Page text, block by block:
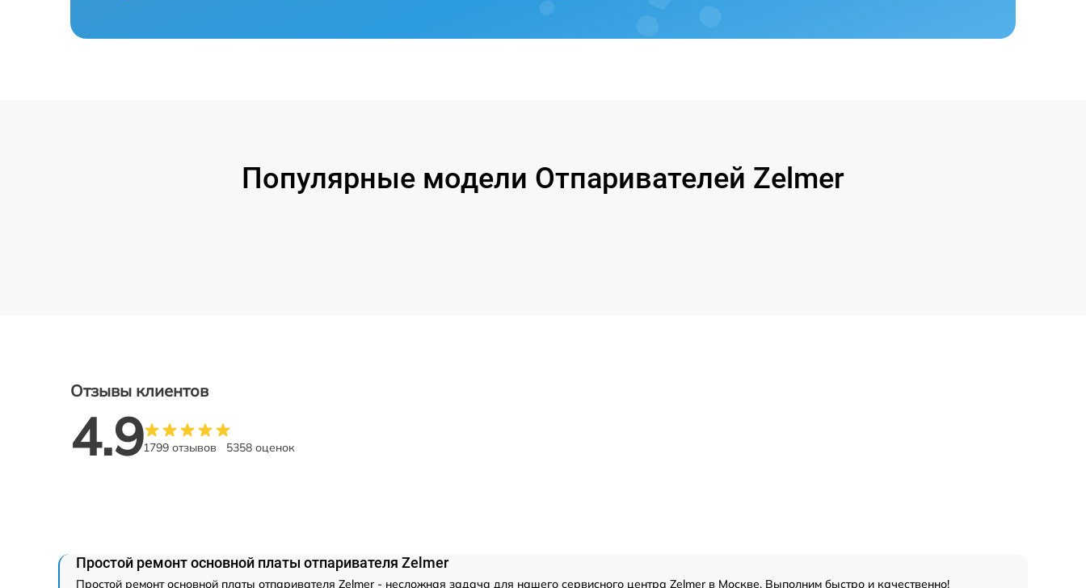
Популярные модели Отпаривателей Zelmer
Отзывы клиентов
4.91799 отзывов 5358 оценок
Простой ремонт основной платы отпаривателя Zelmer
Простой ремонт основной платы отпаривателя Zelmer - несложная задача для нашего сервисного центра Zelmer в Москве. Выполним быстро и качественно!